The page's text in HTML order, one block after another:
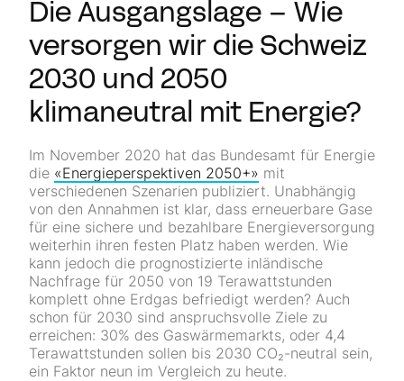
Die Ausgangslage – Wie
versorgen wir die Schweiz
2030 und 2050
klimaneutral mit Energie?
Im November 2020 hat das Bundesamt für Energie
die «Energieperspektiven 2050+» mit
verschiedenen Szenarien publiziert. Unabhängig
von den Annahmen ist klar, dass erneuerbare Gase
für eine sichere und bezahlbare Energieversorgung
weiterhin ihren festen Platz haben werden. Wie
kann jedoch die prognostizierte inländische
Nachfrage für 2050 von 19 Terawattstunden
komplett ohne Erdgas befriedigt werden? Auch
schon für 2030 sind anspruchsvolle Ziele zu
erreichen: 30% des Gaswärmemarkts, oder 4,4
Terawattstunden sollen bis 2030 CO₂-neutral sein,
ein Faktor neun im Vergleich zu heute.